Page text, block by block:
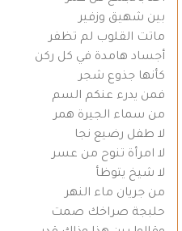
بين شهيق وزفير
ماتت القلوب لم تظفر
أجساد هامدة في كل ركن
كأنها جذوع شجر
فمن يدرء عنكم السم
من سماء الجيرة همر
لا طفل رضيع نجا
لا امرأة تنوح من عسر
لا شيخ يتوظأ
من جريان ماء النهر
حلبجة صراخك صمت